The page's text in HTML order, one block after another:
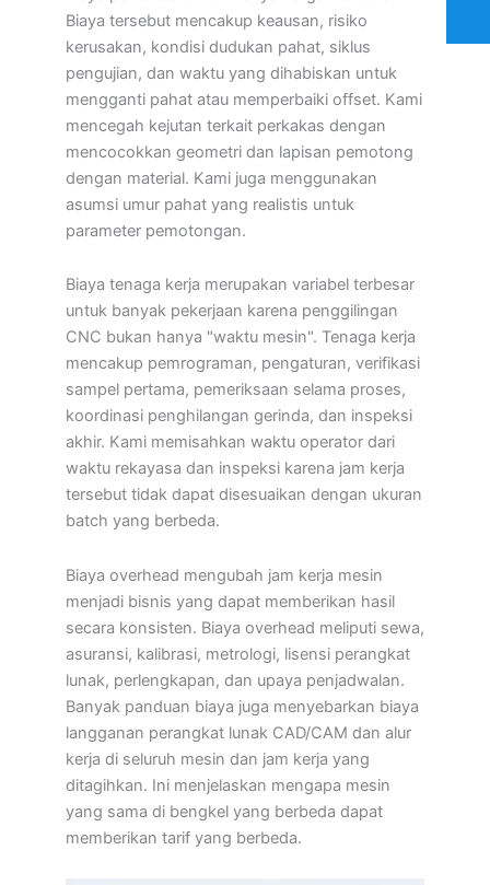
Biaya tersebut mencakup keausan, risiko
kerusakan, kondisi dudukan pahat, siklus
pengujian, dan waktu yang dihabiskan untuk
mengganti pahat atau memperbaiki offset. Kami
mencegah kejutan terkait perkakas dengan
mencocokkan geometri dan lapisan pemotong
dengan material. Kami juga menggunakan
asumsi umur pahat yang realistis untuk
parameter pemotongan.
Biaya tenaga kerja merupakan variabel terbesar
untuk banyak pekerjaan karena penggilingan
CNC bukan hanya "waktu mesin". Tenaga kerja
mencakup pemrograman, pengaturan, verifikasi
sampel pertama, pemeriksaan selama proses,
koordinasi penghilangan gerinda, dan inspeksi
akhir. Kami memisahkan waktu operator dari
waktu rekayasa dan inspeksi karena jam kerja
tersebut tidak dapat disesuaikan dengan ukuran
batch yang berbeda.
Biaya overhead mengubah jam kerja mesin
menjadi bisnis yang dapat memberikan hasil
secara konsisten. Biaya overhead meliputi sewa,
asuransi, kalibrasi, metrologi, lisensi perangkat
lunak, perlengkapan, dan upaya penjadwalan.
Banyak panduan biaya juga menyebarkan biaya
langganan perangkat lunak CAD/CAM dan alur
kerja di seluruh mesin dan jam kerja yang
ditagihkan. Ini menjelaskan mengapa mesin
yang sama di bengkel yang berbeda dapat
memberikan tarif yang berbeda.